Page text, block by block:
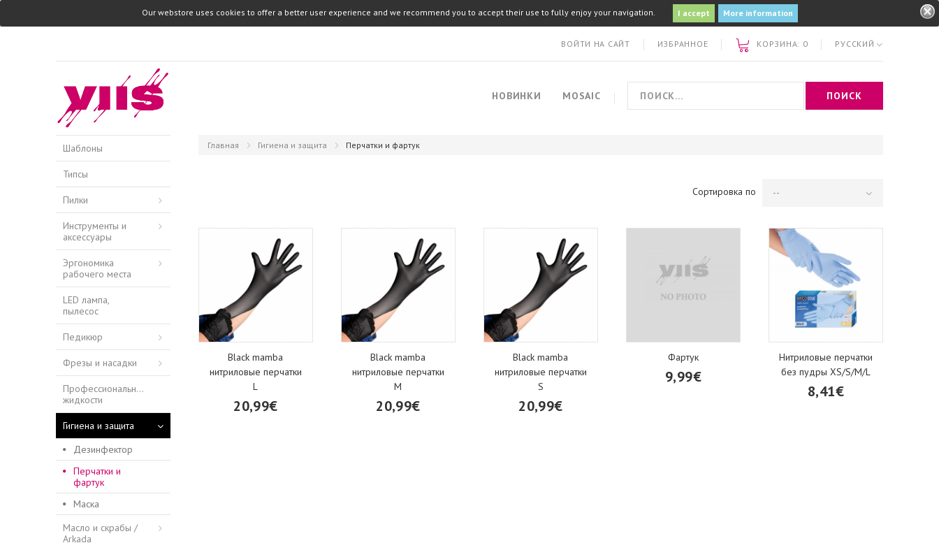
Our webstore uses cookies to offer a better user experience and we recommend you to accept their use to fully enjoy your navigation. More information
ВОЙТИ НА САЙТ ИЗБРАННОЕ КОРЗИНА: 0 РУССКИЙ
НОВИНКИ MOSAIC ПОИСК
Главная Гигиена и защита Перчатки и фартук
Сортировка по --
Black mamba
нитриловые перчатки
L
20,99€
Black mamba
нитриловые перчатки
M
20,99€
Black mamba
нитриловые перчатки
S
20,99€
Фартук
9,99€
Нитриловые перчатки
без пудры XS/S/M/L
8,41€
Шаблоны
Типсы
Пилки
Инструменты и
аксессуары
Эргономика
рабочего места
LED лампа,
пылесос
Педикюр
Фрезы и насадки
Профессиональные
жидкости
Гигиена и защита
Дезинфектор
Перчатки и
фартук
Маска
Масло и скрабы /
Arkada